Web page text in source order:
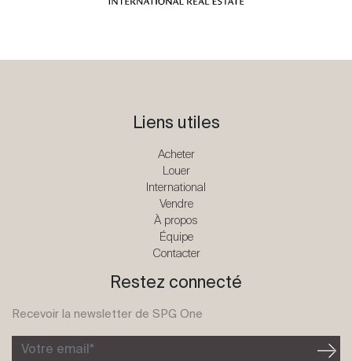
Liens utiles
Acheter
Louer
International
Vendre
À propos
Équipe
Contacter
Restez connecté
Recevoir la newsletter de SPG One
Votre email*